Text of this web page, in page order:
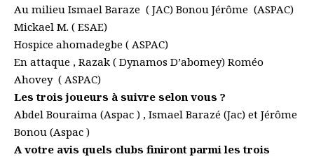
Au milieu Ismael Baraze ( JAC) Bonou Jérôme (ASPAC)
Mickael M. ( ESAE)
Hospice ahomadegbe ( ASPAC)
En attaque , Razak ( Dynamos D’abomey) Roméo
Ahovey ( ASPAC)
Les trois joueurs à suivre selon vous ?
Abdel Bouraima (Aspac ) , Ismael Barazé (Jac) et Jérôme
Bonou (Aspac )
A votre avis quels clubs finiront parmi les trois